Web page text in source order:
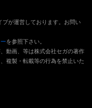
ブが運営しております。お問い
を参照下さい。
動画、等は株式会社セガの著作
複製・転載等の行為を禁止いた